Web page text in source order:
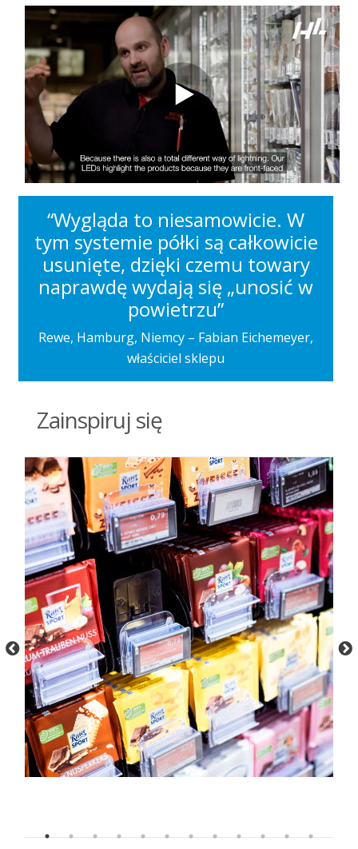
“Wygląda to niesamowicie. W
tym systemie półki są całkowicie
usunięte, dzięki czemu towary
naprawdę wydają się „unosić w
powietrzu”
Rewe, Hamburg, Niemcy – Fabian Eichemeyer,
właściciel sklepu
Zainspiruj się